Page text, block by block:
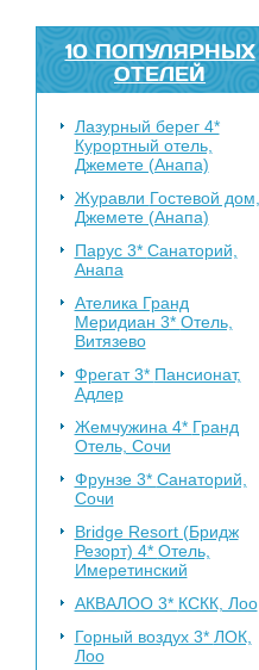
10 ПОПУЛЯРНЫХ
ОТЕЛЕЙ
Лазурный берег 4*
Курортный отель,
Джемете (Анапа)
Журавли Гостевой дом,
Джемете (Анапа)
Парус 3* Санаторий,
Анапа
Ателика Гранд
Меридиан 3* Отель,
Витязево
Фрегат 3* Пансионат,
Адлер
Жемчужина 4* Гранд
Отель, Сочи
Фрунзе 3* Санаторий,
Сочи
Bridge Resort (Бридж
Резорт) 4* Отель,
Имеретинский
АКВАЛОО 3* КСКК, Лоо
Горный воздух 3* ЛОК,
Лоо